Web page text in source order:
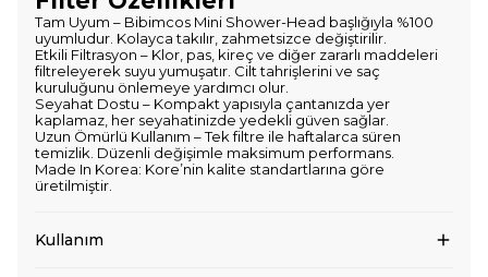
Tam Uyum – Bibimcos Mini Shower-Head başlığıyla %100
uyumludur. Kolayca takılır, zahmetsizce değiştirilir.
Etkili Filtrasyon – Klor, pas, kireç ve diğer zararlı maddeleri
filtreleyerek suyu yumuşatır. Cilt tahrişlerini ve saç
kuruluğunu önlemeye yardımcı olur.
Seyahat Dostu – Kompakt yapısıyla çantanızda yer
kaplamaz, her seyahatinizde yedekli güven sağlar.
Uzun Ömürlü Kullanım – Tek filtre ile haftalarca süren
temizlik. Düzenli değişimle maksimum performans.
Made In Korea: Kore’nin kalite standartlarına göre
üretilmiştir.
Kullanım